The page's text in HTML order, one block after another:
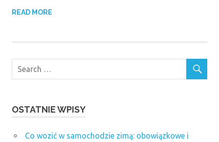
READ MORE
OSTATNIE WPISY
Co wozić w samochodzie zimą: obowiązkowe i